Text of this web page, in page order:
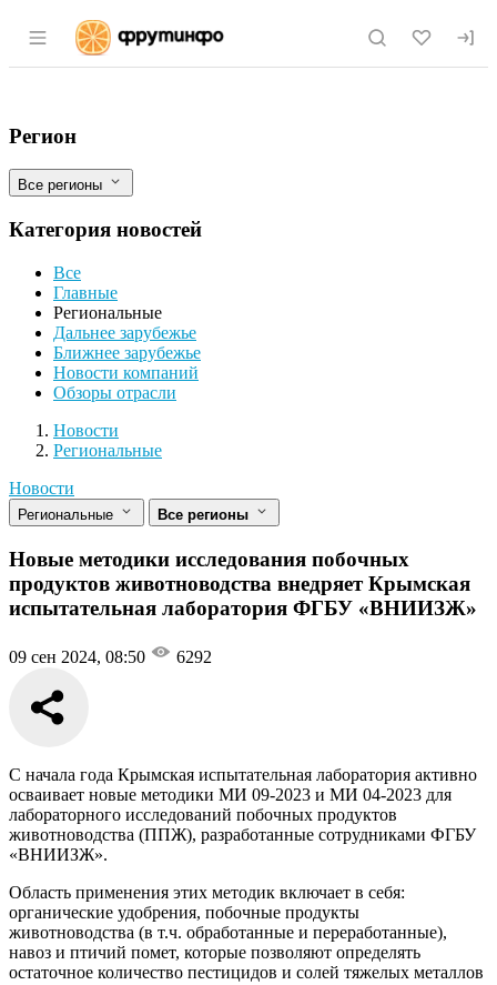
Раздел навигации по сайту fruitinfo.ru
Новые методики исследования
Фильтры
Регион
Все регионы
Категория новостей
Все
Главные
Региональные
Дальнее зарубежье
Ближнее зарубежье
Новости компаний
Обзоры отрасли
Новости
Разделы
Новости
Региональные
Новости
Региональные Все регионы
Новые методики исследования побочных
продуктов животноводства внедряет Крымская
испытательная лаборатория ФГБУ «ВНИИЗЖ»
09 сен 2024, 08:50 6292
С начала года Крымская испытательная лаборатория активно
осваивает новые методики МИ 09-2023 и МИ 04-2023 для
лабораторного исследований побочных продуктов
животноводства (ППЖ), разработанные сотрудниками ФГБУ
«ВНИИЗЖ».
Область применения этих методик включает в себя:
органические удобрения, побочные продукты
животноводства (в т.ч. обработанные и переработанные),
навоз и птичий помет, которые позволяют определять
остаточное количество пестицидов и солей тяжелых металлов